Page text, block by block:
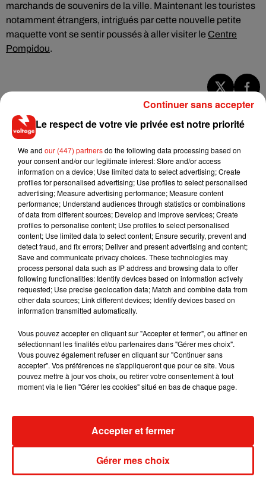
marchands de souvenirs de la ville. Maintenant les touristes
notamment étrangers, intrigués par cette nouvelle petite
maquette vont se sentir poussés à aller visiter le Centre
Pompidou.
7 août 2026
RÜFÜS DU SOL annonce un nouvel
album après sa tournée mondiale
7 août 2026
Angèle et Amélie Lens dévoilent leur
collaboration tant attendue
Il y a 10 ans, DJ Snake changeait de
Fred again.. et Latin Mafia dévoilent enfin
Swedish House Mafia et Lykke Li
dévoilent « Happiness Is So Sad »
Le respect de votre vie privée est notre priorité
We and our (447) partnersdo the following data processing based on
your consent and/or our legitimate interest: Store and/or access
information on a device; Use limited data to select advertising; Create
profiles for personalised advertising; Use profiles to select personalised
advertising; Measure advertising performance; Measure content
performance; Understand audiences through statistics or combinations
of data from different sources; Develop and improve services; Create
profiles to personalise content; Use profiles to select personalised
content; Use limited data to select content; Ensure security, prevent and
detect fraud, and fix errors; Deliver and present advertising and content;
Save and communicate privacy choices. These technologies may
process personal data such as IP address and browsing data to offer
following functionalities: Identify devices based on information actively
requested; Use precise geolocation data; Match and combine data from
other data sources; Link different devices; Identify devices based on
information transmitted automatically.
Vous pouvez accepter en cliquant sur "Accepter et fermer", ou affiner en
sélectionnant les finalités et/ou partenaires dans "Gérer mes choix".
Vous pouvez également refuser en cliquant sur "Continuer sans
accepter". Vos préférences ne s'appliqueront que pour ce site. Vous
pouvez mettre à jour vos choix, ou retirer votre consentement à tout
moment via le lien "Gérer les cookies" situé en bas de chaque page.
Gérer mes choix
Accepter et fermer
Continuer sans accepter